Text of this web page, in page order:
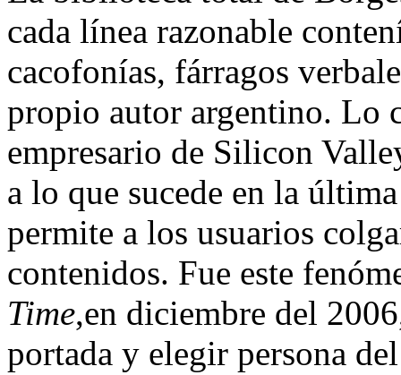
cada línea razonable
cacofonías, fárragos
propio autor argentino. Lo
empresario de Silicon
a lo que sucede en la
permite a los usuarios
contenidos. Fue este
Time,en diciembre del
portada y elegir persona